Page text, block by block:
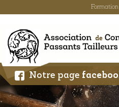
content
Notre page